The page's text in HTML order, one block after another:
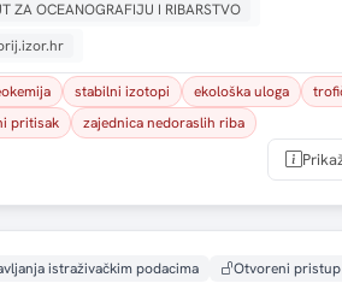
ZA OCEANOGRAFIJU I RIBARSTVO
stabilni izotopi ekološka uloga
pritisak
zajednica nedoraslih riba
istraživačkim podacima Otvoreni pristup